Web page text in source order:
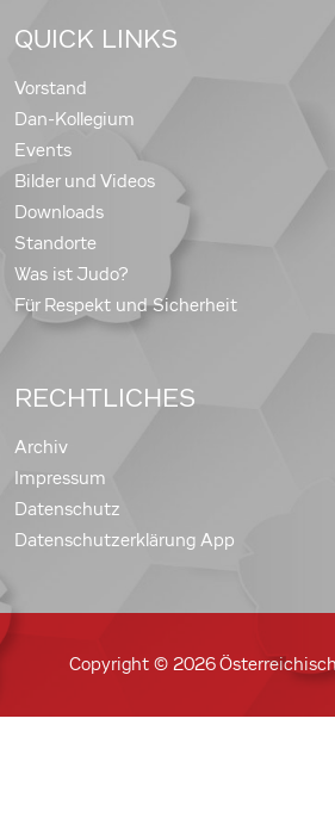
QUICK LINKS
Vorstand
Dan-Kollegium
Events
Bilder und Videos
Downloads
Standorte
Was ist Judo?
Für Respekt und Sicherheit
RECHTLICHES
Archiv
Impressum
Datenschutz
Datenschutzerklärung App
Copyright © 2026